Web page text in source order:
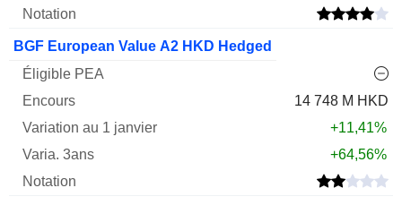
BGF European Value A2 HKD Hedged
14 748 M HKD
+11,41%
+64,56%